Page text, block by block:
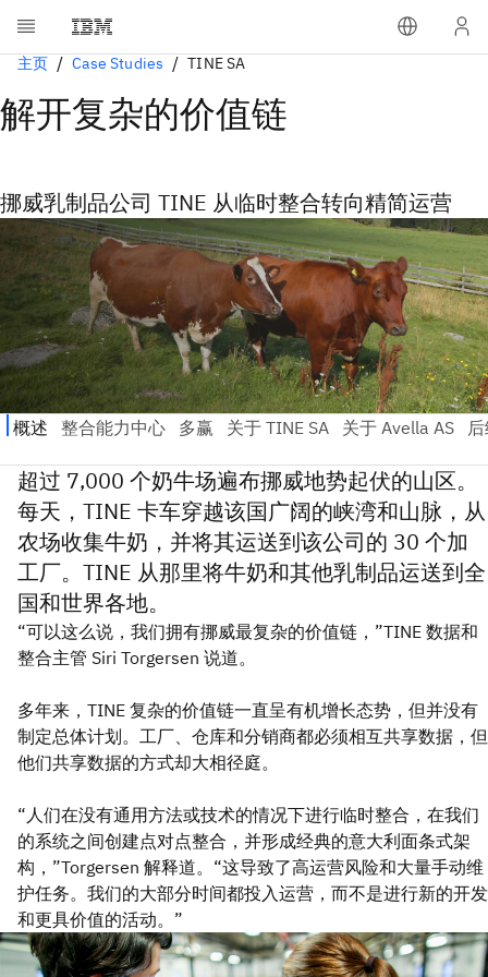
主页 Case Studies TINE SA
解开复杂的价值链
挪威乳制品公司 TINE 从临时整合转向精简运营
超过 7,000 个奶牛场遍布挪威地势起伏的山区。
每天，TINE 卡车穿越该国广阔的峡湾和山脉，从
农场收集牛奶，并将其运送到该公司的 30 个加
工厂。TINE 从那里将牛奶和其他乳制品运送到全
国和世界各地。
“可以这么说，我们拥有挪威最复杂的价值链，”TINE 数据和
整合主管 Siri Torgersen 说道。
多年来，TINE 复杂的价值链一直呈有机增长态势，但并没有
制定总体计划。工厂、仓库和分销商都必须相互共享数据，但
他们共享数据的方式却大相径庭。
“人们在没有通用方法或技术的情况下进行临时整合，在我们
的系统之间创建点对点整合，并形成经典的意大利面条式架
构，”Torgersen 解释道。“这导致了高运营风险和大量手动维
护任务。我们的大部分时间都投入运营，而不是进行新的开发
和更具价值的活动。”